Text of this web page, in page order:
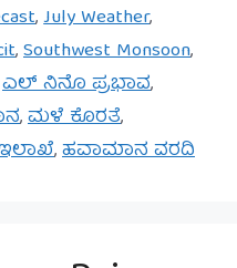
,July Weather,
,Southwest Monsoon,
ಎಲ್ ನಿನೊ ಪ್ರಭಾವ,
,ಮಳೆ ಕೊರತೆ,
,ಹವಾಮಾನ ವರದಿ